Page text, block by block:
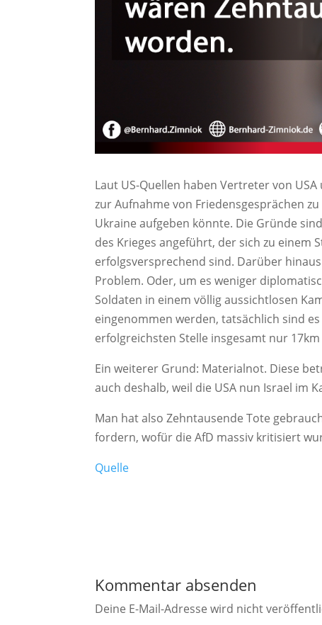
Laut US-Quellen haben Vertreter von
zur Aufnahme von Friedensgesprächen
Ukraine aufgeben könnte. Die Gründe
des Krieges angeführt, der sich zu einem
erfolgsversprechend sind. Darüber
Problem. Oder, um es weniger
Soldaten in einem völlig aussichtlosen
eingenommen werden, tatsächlich sind
erfolgreichsten Stelle insgesamt nur
Ein weiterer Grund: Materialnot. Diese
auch deshalb, weil die USA nun Israel im
Man hat also Zehntausende Tote
fordern, wofür die AfD massiv kritisiert
Quelle
Kommentar absenden
Deine E-Mail-Adresse wird nicht